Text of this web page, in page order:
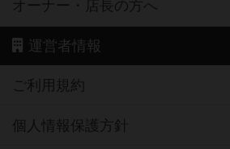
オーナー・店長の方へ
運営者情報
ご利用規約
個人情報保護方針